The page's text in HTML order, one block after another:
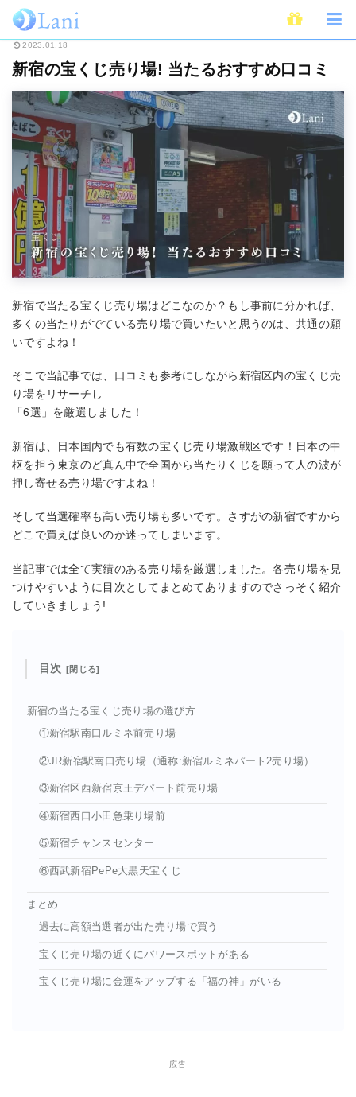
ホーム 開運 新宿の宝くじ売り場! 当たるおすすめ口コミ
2023.01.18
新宿の宝くじ売り場! 当たるおすすめ口コミ
新宿で当たる宝くじ売り場はどこなのか？もし事前に分かれば、
多くの当たりがでている売り場で買いたいと思うのは、共通の願
いですよね！
そこで当記事では、口コミも参考にしながら新宿区内の宝くじ売
り場をリサーチし
「6選」を厳選しました！
新宿は、日本国内でも有数の宝くじ売り場激戦区です！日本の中
枢を担う東京のど真ん中で全国から当たりくじを願って人の波が
押し寄せる売り場ですよね！
そして当選確率も高い売り場も多いです。さすがの新宿ですから
どこで買えば良いのか迷ってしまいます。
当記事では全て実績のある売り場を厳選しました。各売り場を見
つけやすいように目次としてまとめてありますのでさっそく紹介
していきましょう!
目次
新宿の当たる宝くじ売り場の選び方
①新宿駅南口ルミネ前売り場
②JR新宿駅南口売り場（通称:新宿ルミネパート2売り場）
③新宿区西新宿京王デパート前売り場
④新宿西口小田急乗り場前
⑤新宿チャンスセンター
⑥西武新宿PePe大黒天宝くじ
まとめ
過去に高額当選者が出た売り場で買う
宝くじ売り場の近くにパワースポットがある
宝くじ売り場に金運をアップする「福の神」がいる
広告